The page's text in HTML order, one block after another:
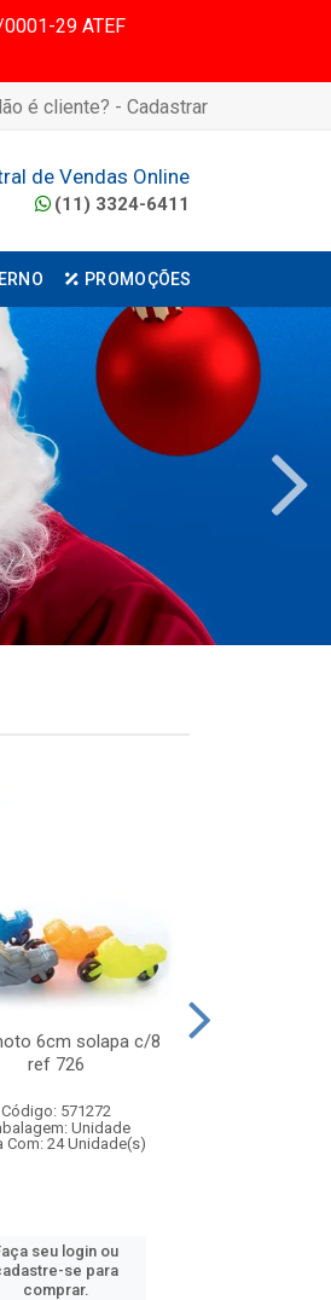
29 ATEF
é cliente? - Cadastrar
de Vendas Online
(11) 3324-6411
PROMOÇÕES
6cm solapa c/8
ref 726
Código: 571272
Unidade
Com: 24 Unidade(s)
seu login ou
se para
comprar.